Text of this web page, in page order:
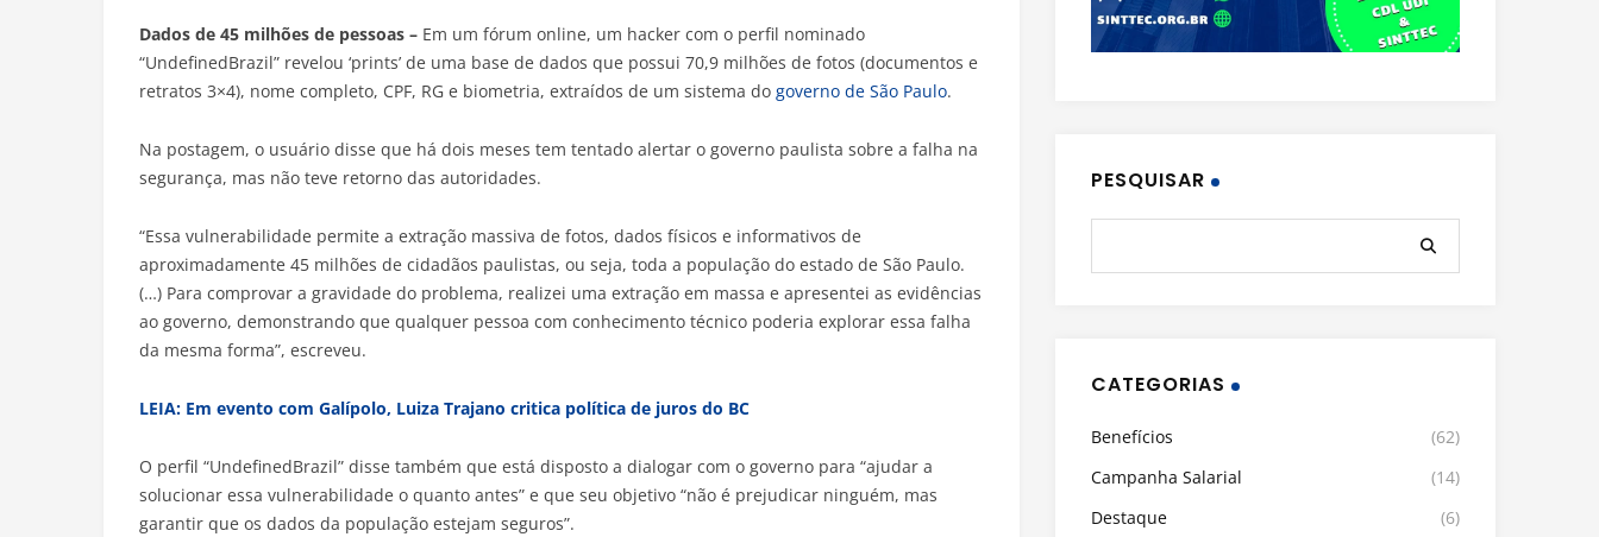
Dados de 45 milhões de pessoas – Em um fórum online, um hacker com o perfil nominado
“UndefinedBrazil” revelou ‘prints’ de uma base de dados que possui 70,9 milhões de fotos (documentos e
retratos 3×4), nome completo, CPF, RG e biometria, extraídos de um sistema do governo de São Paulo.
Na postagem, o usuário disse que há dois meses tem tentado alertar o governo paulista sobre a falha na
segurança, mas não teve retorno das autoridades.
“Essa vulnerabilidade permite a extração massiva de fotos, dados físicos e informativos de
aproximadamente 45 milhões de cidadãos paulistas, ou seja, toda a população do estado de São Paulo.
(…) Para comprovar a gravidade do problema, realizei uma extração em massa e apresentei as evidências
ao governo, demonstrando que qualquer pessoa com conhecimento técnico poderia explorar essa falha
da mesma forma”, escreveu.
LEIA: Em evento com Galípolo, Luiza Trajano critica política de juros do BC
O perfil “UndefinedBrazil” disse também que está disposto a dialogar com o governo para “ajudar a
solucionar essa vulnerabilidade o quanto antes” e que seu objetivo “não é prejudicar ninguém, mas
garantir que os dados da população estejam seguros”.
PESQUISAR
CATEGORIAS
Benefícios
(62)
Campanha Salarial
(14)
Destaque
(6)